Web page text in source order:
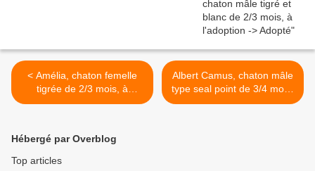
< Amélia, chaton femelle
tigrée de 2/3 mois, à
l'adoption -> adoptée
Albert Camus, chaton mâle
type seal point de 3/4 mois,
à l'adoption -> adopté >
Hébergé par Overblog
Top articles